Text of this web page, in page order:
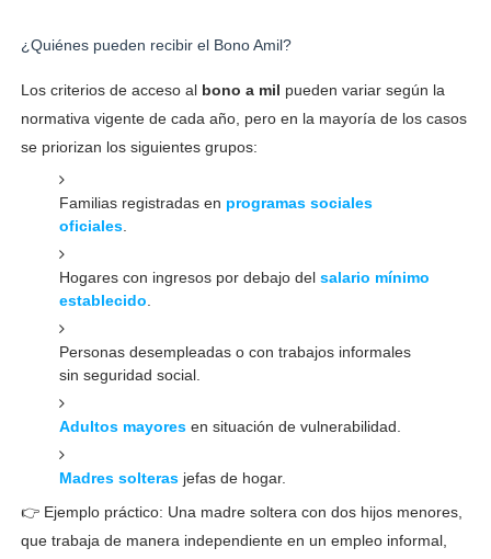
¿Quiénes pueden recibir el Bono Amil?
Los criterios de acceso al bono a mil pueden variar según la
normativa vigente de cada año, pero en la mayoría de los casos
se priorizan los siguientes grupos:
Familias registradas en programas sociales
oficiales.
Hogares con ingresos por debajo del salario mínimo
establecido
Personas desempleadas o con trabajos informales
sin seguridad social.
Adultos mayoresen situación de vulnerabilidad.
Madres solterasjefas de hogar.
👉 Ejemplo práctico: Una madre soltera con dos hijos menores,
que trabaja de manera independiente en un empleo informal,